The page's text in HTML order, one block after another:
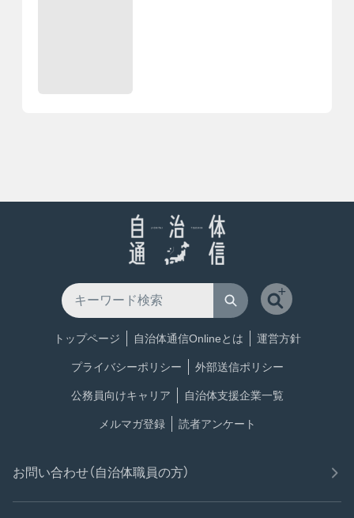
トップページ 自治体通信Onlineとは 運営方針
プライバシーポリシー 外部送信ポリシー
公務員向けキャリア 自治体支援企業一覧
メルマガ登録 読者アンケート
お問い合わせ（自治体職員の方）